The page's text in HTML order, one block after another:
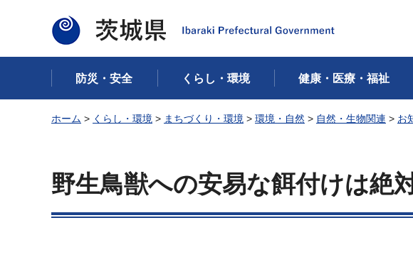
茨城県
防災・安全 くらし・環境 健康・医療・福祉
ホーム > くらし・環境 > まちづくり・環境 > 環境・自然 > 自然・生物関連 > お
野生鳥獣への安易な餌付けは絶